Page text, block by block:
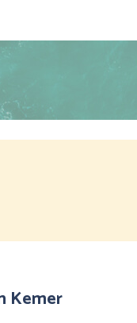
Kemer